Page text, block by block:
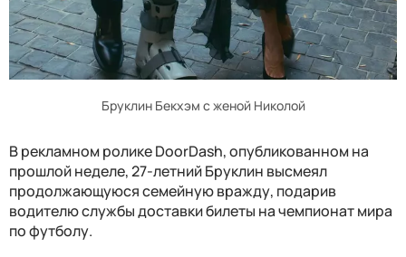
Бруклин Бекхэм с женой Николой
В рекламном ролике DoorDash, опубликованном на
прошлой неделе, 27-летний Бруклин высмеял
продолжающуюся семейную вражду, подарив
водителю службы доставки билеты на чемпионат мира
по футболу.